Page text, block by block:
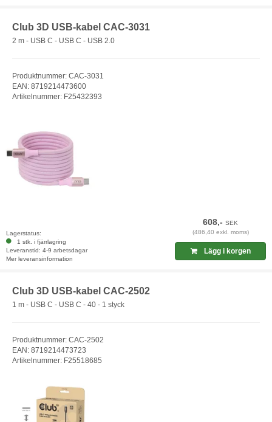
Club 3D USB-kabel CAC-3031
2 m - USB C - USB C - USB 2.0
Produktnummer: CAC-3031
EAN: 8719214473600
Artikelnummer: F25432393
Lagerstatus:
1 stk. i fjärrlagring
Leveranstid: 4-9 arbetsdagar
Mer leveransinformation
608,-SEK
(486,40 exkl. moms)
Lägg i korgen
Club 3D USB-kabel CAC-2502
1 m - USB C - USB C - 40 - 1 styck
Produktnummer: CAC-2502
EAN: 8719214473723
Artikelnummer: F25518685